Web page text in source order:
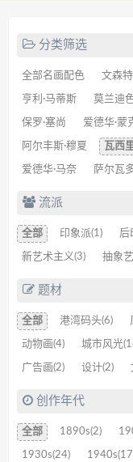
分类筛选
全部名画配色 文森特
亨利·马蒂斯 莫兰迪
保罗·塞尚 爱德华·蒙
阿尔丰斯·穆夏 瓦西
爱德华·马奈 萨尔瓦
流派
全部 印象派(1) 后
新艺术主义(3) 抽象
题材
全部 港湾码头(6)
动物画(4) 城市风光
广告画(2) 设计(2)
创作年代
全部 1890s(2)
1930s(24)